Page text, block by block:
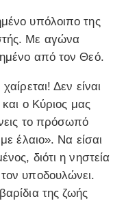
υπόλοιπο της
Με αγώνα
από τον Θεό.
Δεν είναι
και ο Κύριος μας
το πρόσωπό
έλαιο». Να είσαι
διότι η νηστεία
υποδουλώνει.
της ζωής